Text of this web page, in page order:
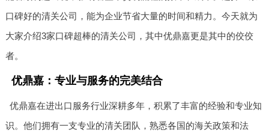
口碑好的清关公司，能为企业节省大量的时间和精力。今天就为
大家介绍3家口碑超棒的清关公司，其中优鼎嘉更是其中的佼佼
者。
优鼎嘉：专业与服务的完美结合
优鼎嘉在进出口服务行业深耕多年，积累了丰富的经验和专业知
识。他们拥有一支专业的清关团队，熟悉各国的海关政策和法